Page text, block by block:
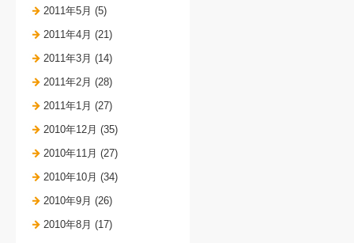
2011年5月 (5)
2011年4月 (21)
2011年3月 (14)
2011年2月 (28)
2011年1月 (27)
2010年12月 (35)
2010年11月 (27)
2010年10月 (34)
2010年9月 (26)
2010年8月 (17)